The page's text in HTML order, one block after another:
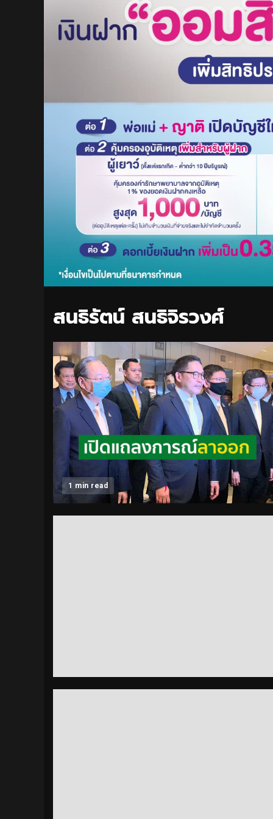
สนธิรัตน์ สนธิจิรวงศ์
1 min read